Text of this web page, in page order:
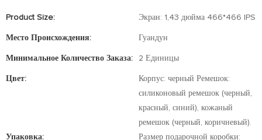
Product Size: Экран: 1,43 дюйма 466*466 IPS
Место Происхождения: Гуандун
Минимальное Количество Заказа: 2 Единицы
Цвет:
Корпус: черный Ремешок:
силиконовый ремешок (черный,
красный, синий), кожаный
ремешок (черный, коричневый).
Упаковка:
Размер подарочной коробки: